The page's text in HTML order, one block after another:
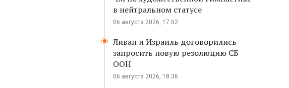
в нейтральном статусе
06 августа 2026, 17:52
Ливан и Израиль договорились
запросить новую резолюцию СБ
ООН
06 августа 2026, 18:36